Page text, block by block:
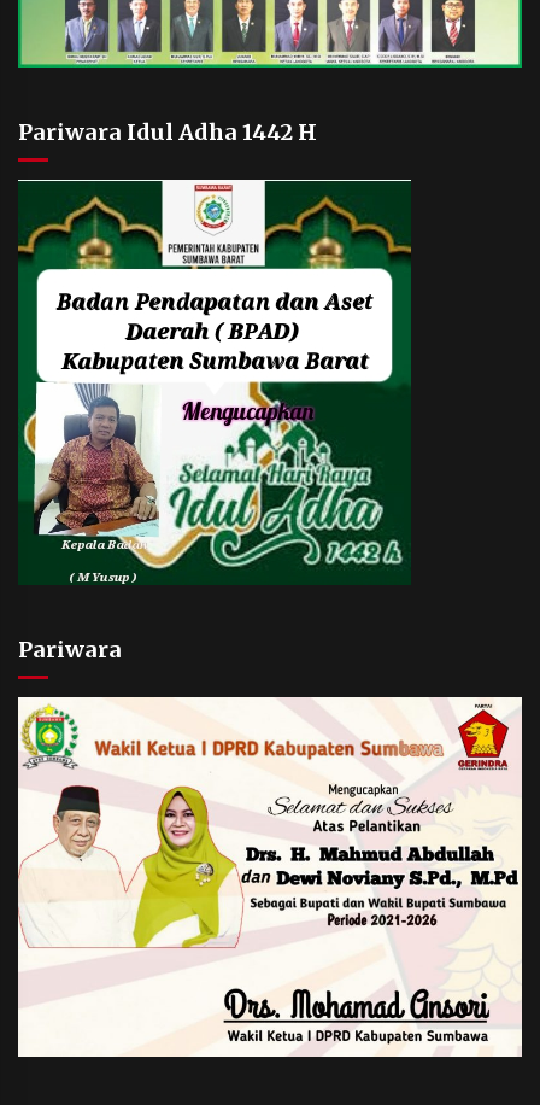
Pariwara Idul Adha 1442 H
Pariwara